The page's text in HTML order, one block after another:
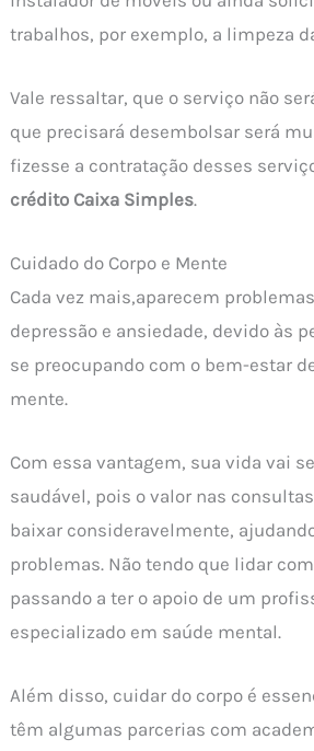
trabalhos, por exemplo, a limpeza
Vale ressaltar, que o serviço não
que precisará desembolsar será
fizesse a contratação desses
crédito Caixa Simples.
Cuidado do Corpo e Mente
Cada vez mais,aparecem
depressão e ansiedade, devido às
se preocupando com o bem-estar
mente.
Com essa vantagem, sua vida vai
saudável, pois o valor nas
baixar consideravelmente,
problemas. Não tendo que lidar
passando a ter o apoio de um
especializado em saúde mental.
Além disso, cuidar do corpo é
têm algumas parcerias com